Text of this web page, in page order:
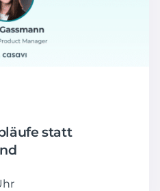
statt